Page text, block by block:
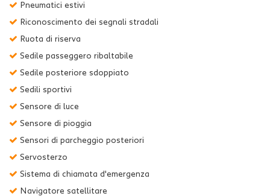
Pneumatici estivi
Riconoscimento dei segnali stradali
Ruota di riserva
Sedile passeggero ribaltabile
Sedile posteriore sdoppiato
Sedili sportivi
Sensore di luce
Sensore di pioggia
Sensori di parcheggio posteriori
Servosterzo
Sistema di chiamata d'emergenza
Navigatore satellitare